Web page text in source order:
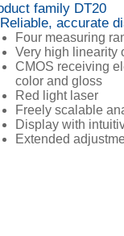
family DT20
accurate
Four measuring
Very high linearity
CMOS receiving
color and gloss
Red light laser
Freely scalable
Display with
Extended